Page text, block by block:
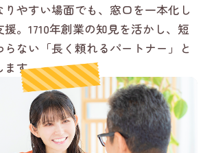
やすい場面でも、窓口を一本化し
。1710年創業の知見を活かし、短
ない「長く頼れるパートナー」と
ます。